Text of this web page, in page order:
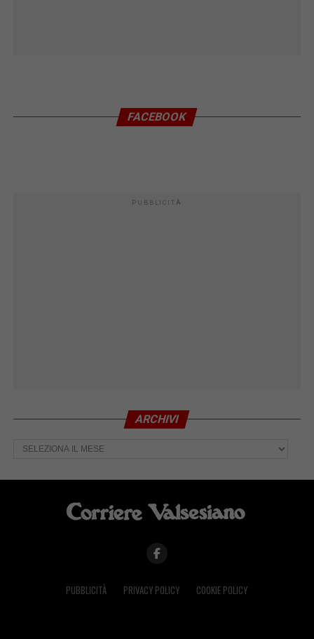
FACEBOOK
PUBBLICITÀ
ARCHIVI
Archivi
PUBBLICITÀ PRIVACY POLICY COOKIE POLICY